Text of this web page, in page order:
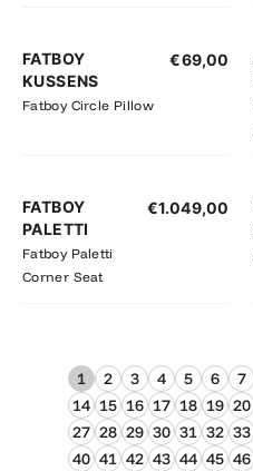
FATBOY
KUSSENS
Fatboy Circle Pillow
€69,00
FATBOY
PALETTI
Fatboy Paletti
Corner Seat
€1.049,00
1 2 3 4 5 6 7
14 15 16 17 18 19 20
27 28 29 30 31 32 33
40 41 42 43 44 45 46